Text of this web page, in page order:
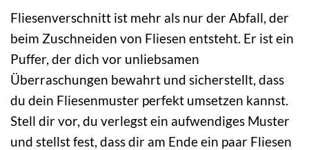
Fliesenverschnitt ist mehr als nur der Abfall, der
beim Zuschneiden von Fliesen entsteht. Er ist ein
Puffer, der dich vor unliebsamen
Überraschungen bewahrt und sicherstellt, dass
du dein Fliesenmuster perfekt umsetzen kannst.
Stell dir vor, du verlegst ein aufwendiges Muster
und stellst fest, dass dir am Ende ein paar Fliesen